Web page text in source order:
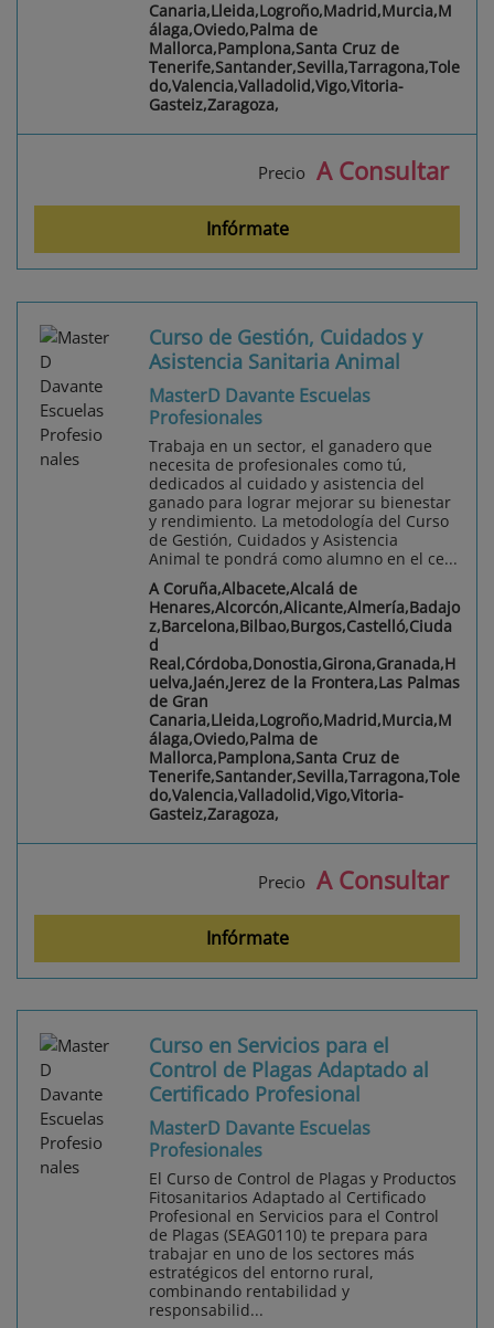
Canaria,Lleida,Logroño,Madrid,Murcia,M
álaga,Oviedo,Palma de
Mallorca,Pamplona,Santa Cruz de
Tenerife,Santander,Sevilla,Tarragona,Tole
do,Valencia,Valladolid,Vigo,Vitoria-
Gasteiz,Zaragoza,
Precio A Consultar
Infórmate
Curso de Gestión, Cuidados y
Asistencia Sanitaria Animal
MasterD Davante Escuelas
Profesionales
Trabaja en un sector, el ganadero que
necesita de profesionales como tú,
dedicados al cuidado y asistencia del
ganado para lograr mejorar su bienestar
y rendimiento. La metodología del Curso
de Gestión, Cuidados y Asistencia
Animal te pondrá como alumno en el ce...
A Coruña,Albacete,Alcalá de
Henares,Alcorcón,Alicante,Almería,Badajo
z,Barcelona,Bilbao,Burgos,Castelló,Ciuda
d
Real,Córdoba,Donostia,Girona,Granada,H
uelva,Jaén,Jerez de la Frontera,Las Palmas
de Gran
Canaria,Lleida,Logroño,Madrid,Murcia,M
álaga,Oviedo,Palma de
Mallorca,Pamplona,Santa Cruz de
Tenerife,Santander,Sevilla,Tarragona,Tole
do,Valencia,Valladolid,Vigo,Vitoria-
Gasteiz,Zaragoza,
Precio A Consultar
Infórmate
Curso en Servicios para el
Control de Plagas Adaptado al
Certificado Profesional
MasterD Davante Escuelas
Profesionales
El Curso de Control de Plagas y Productos
Fitosanitarios Adaptado al Certificado
Profesional en Servicios para el Control
de Plagas (SEAG0110) te prepara para
trabajar en uno de los sectores más
estratégicos del entorno rural,
combinando rentabilidad y
responsabilid...